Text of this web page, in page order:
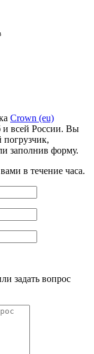
Crown (eu)
и всей России. Вы
заполнив форму.
в течение часа.
задать вопрос